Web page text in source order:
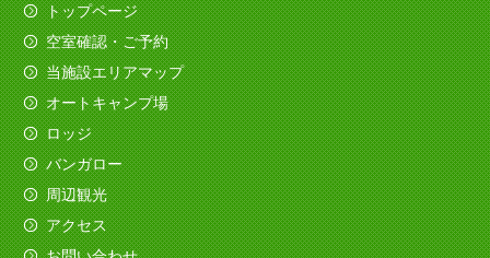
2021年4月4日
ソロキャンプの季節ですね！
今日は素敵なバイクのお客様がみえました、寒さ
も吹き飛ばしてくれました。
（すべてを赤色でコーディネイト！いいですね
～）
2020年12月11日
トップページ
空室確認・ご予約
当施設エリアマップ
オートキャンプ場
ロッジ
バンガロー
周辺観光
アクセス